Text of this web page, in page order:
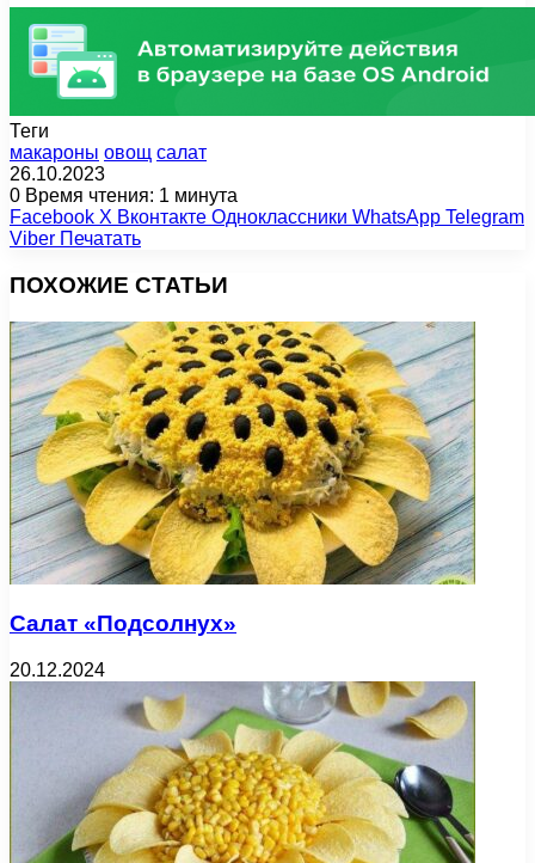
Теги
макароны овощ салат
26.10.2023
0 Время чтения: 1 минута
Facebook X Вконтакте Одноклассники WhatsApp Telegram
Viber Печатать
ПОХОЖИЕ СТАТЬИ
Салат «Подсолнух»
20.12.2024